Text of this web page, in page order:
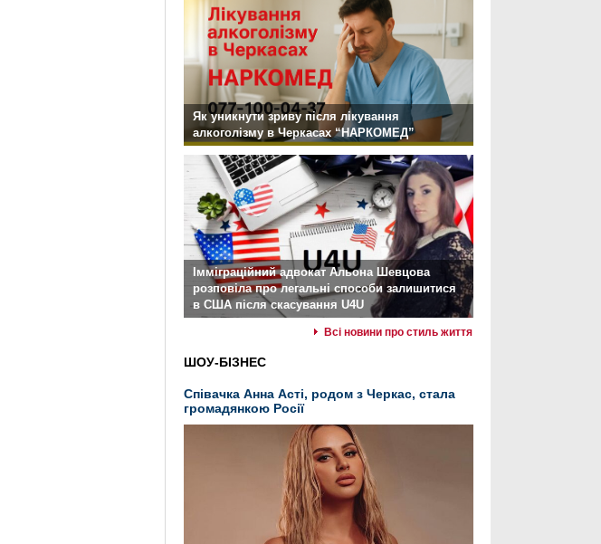
Як уникнути зриву після лікування
алкоголізму в Черкасах “НАРКОМЕД”
Імміграційний адвокат Альона Шевцова
розповіла про легальні способи залишитися
в США після скасування U4U
Всі новини про стиль життя
ШОУ-БІЗНЕС
Співачка Анна Асті, родом з Черкас, стала
громадянкою Росії